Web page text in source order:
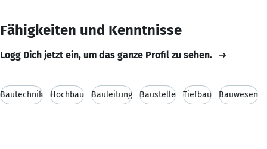
Fähigkeiten und Kenntnisse
Logg Dich jetzt ein, um das ganze Profil zu sehen.
Bautechnik Hochbau Bauleitung Baustelle Tiefbau Bauwesen